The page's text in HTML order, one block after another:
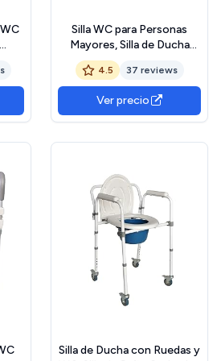
Silla WC para Personas
Mayores, Silla de Ducha
para Minusválidos, Plegable
Inodoro Portátil Adultos,
Silla Orinal y de Baño,
Váters Portátiles, Silla WC
con Inodoro y Asiento
4.5 37 reviews
Ver precio
Silla de Ducha con Ruedas y